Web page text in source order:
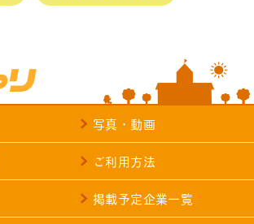
写真・動画
ご利用方法
掲載予定企業一覧